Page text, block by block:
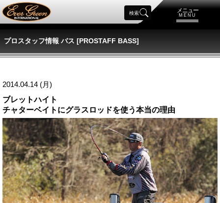
メニュー
MENU
検索
プロスタッフ情報 バス [PROSTAFF BASS]
2014.04.14 (月)
ブレットハイト
チャターベイトにグラスロッドを使う本当の理由